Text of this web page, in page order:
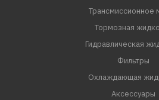
Трансмиссионное
Тормозная
Гидравлическая
Фильтры
Охлаждающая
Аксессуары